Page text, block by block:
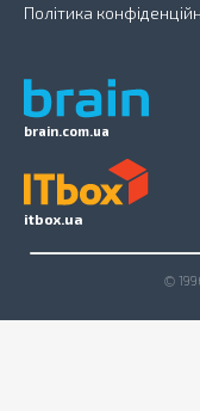
brain.com.ua
Політика
itbox.ua
©